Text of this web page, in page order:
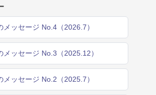
メッセージ No.4（2026.7）
メッセージ No.3（2025.12）
メッセージ No.2（2025.7）